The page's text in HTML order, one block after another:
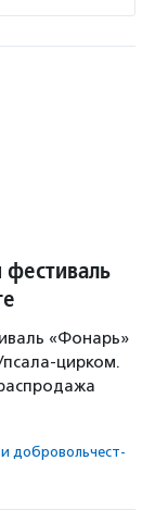
«Фонарь»
цирком.
и доброволь­чест­